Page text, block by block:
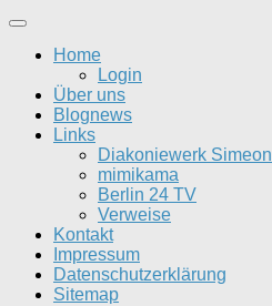
Home
Login
Über uns
Blognews
Links
Diakoniewerk Simeon
mimikama
Berlin 24 TV
Verweise
Kontakt
Impressum
Datenschutzerklärung
Sitemap